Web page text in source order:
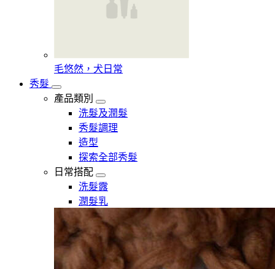
毛悠然，犬日常
秀髮
產品類別
洗髮及潤髮
秀髮調理
造型
探索全部秀髮
日常搭配
洗髮露
潤髮乳